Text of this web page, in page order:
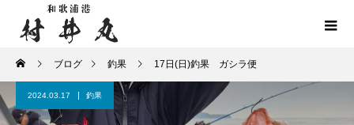
ブログ 釣果 17日(日)釣果 ガシラ便
2024.03.17 釣果